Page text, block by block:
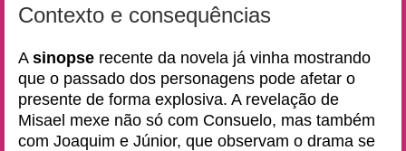
Contexto e consequências
A sinopse recente da novela já vinha mostrando
que o passado dos personagens pode afetar o
presente de forma explosiva. A revelação de
Misael mexe não só com Consuelo, mas também
com Joaquim e Júnior, que observam o drama se